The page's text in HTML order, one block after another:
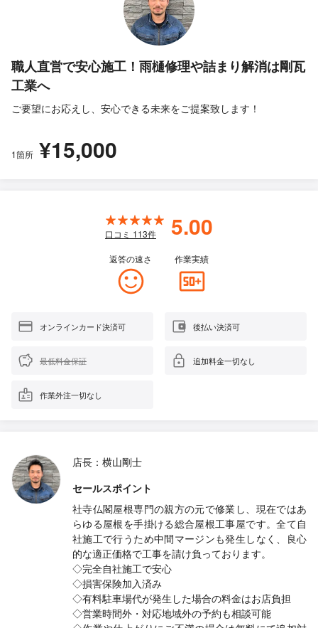
職人直営で安心施工！雨樋修理や詰まり解消は剛瓦
工業へ
ご要望にお応えし、安心できる未来をご提案致します！
1箇所 ¥15,000
口コミ 113件 5.00
返答の速さ 作業実績
オンラインカード決済可 後払い決済可
最低料金保証 追加料金一切なし
作業外注一切なし
店長：横山剛士
セールスポイント
社寺仏閣屋根専門の親方の元で修業し、現在ではあ
らゆる屋根を手掛ける総合屋根工事屋です。全て自
社施工で行うため中間マージンも発生しなく、良心
的な適正価格で工事を請け負っております。
◇完全自社施工で安心
◇損害保険加入済み
◇有料駐車場代が発生した場合の料金はお店負担
◇営業時間外・対応地域外の予約も相談可能